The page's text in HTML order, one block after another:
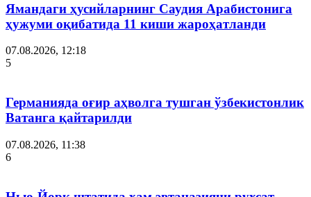
Ямандаги ҳусийларнинг Саудия Арабистонига
ҳужуми оқибатида 11 киши жароҳатланди
07.08.2026, 12:18
5
Германияда оғир аҳволга тушган ўзбекистонлик
Ватанга қайтарилди
07.08.2026, 11:38
6